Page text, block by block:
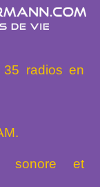
35 radios en
sonore et